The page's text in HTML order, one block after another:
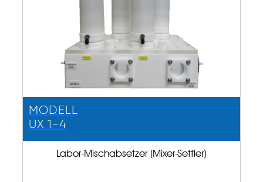
MODELL
UX 1-4
Labor-Mischabsetzer (Mixer-Settler)